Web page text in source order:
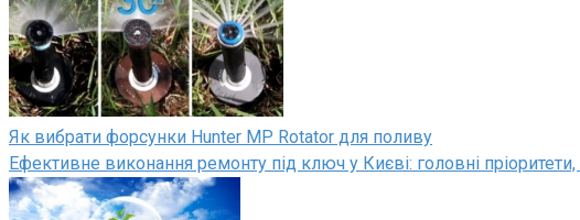
Як вибрати форсунки Hunter MP Rotator для поливу
Ефективне виконання ремонту під ключ у Києві: головні